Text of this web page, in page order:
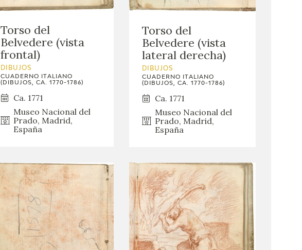
Torso del
Belvedere (vista
frontal)
DIBUJOS
CUADERNO ITALIANO
(DIBUJOS, CA. 1770-1786)
Ca. 1771
Museo Nacional del
Prado, Madrid,
España
Torso del
Belvedere (vista
lateral derecha)
DIBUJOS
CUADERNO ITALIANO
(DIBUJOS, CA. 1770-1786)
Ca. 1771
Museo Nacional del
Prado, Madrid,
España